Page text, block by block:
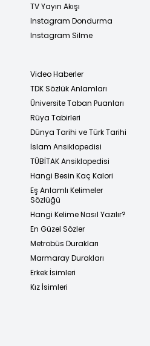
TV Yayın Akışı
Instagram Dondurma
Instagram Silme
Video Haberler
TDK Sözlük Anlamları
Üniversite Taban Puanları
Rüya Tabirleri
Dünya Tarihi ve Türk Tarihi
İslam Ansiklopedisi
TÜBİTAK Ansiklopedisi
Hangi Besin Kaç Kalori
Eş Anlamlı Kelimeler
Sözlüğü
Hangi Kelime Nasıl Yazılır?
En Güzel Sözler
Metrobüs Durakları
Marmaray Durakları
Erkek İsimleri
Kız İsimleri